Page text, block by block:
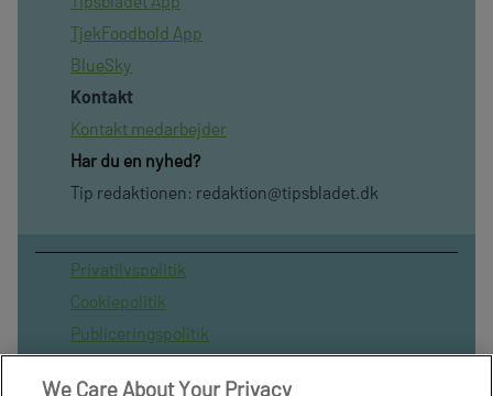
TjekFoodbold App
BlueSky
Kontakt
Kontakt medarbejder
Har du en nyhed?
Tip redaktionen: redaktion@tipsbladet.dk
Privatilvspolitik
Cookiepolitik
Publiceringspolitik
We Care About Your Privacy